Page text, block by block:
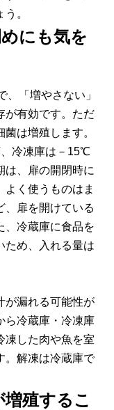
。
にも気を
「増やさない」
が有効です。ただ
は増殖します。
冷凍庫は－15℃
は、扉の開閉時に
よく使うものはま
、扉を開けている
、冷蔵庫に食品を
ため、入れる量は
が漏れる可能性が
ら冷蔵庫・冷凍庫
凍した肉や魚を室
。解凍は冷蔵庫で
殖するこ